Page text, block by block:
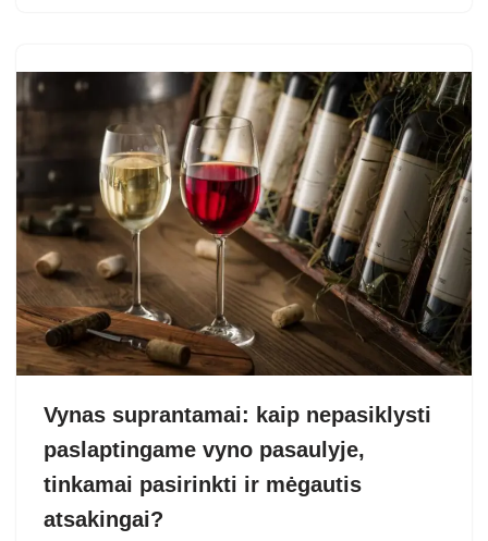
Vynas suprantamai: kaip nepasiklysti
paslaptingame vyno pasaulyje,
tinkamai pasirinkti ir mėgautis
atsakingai?